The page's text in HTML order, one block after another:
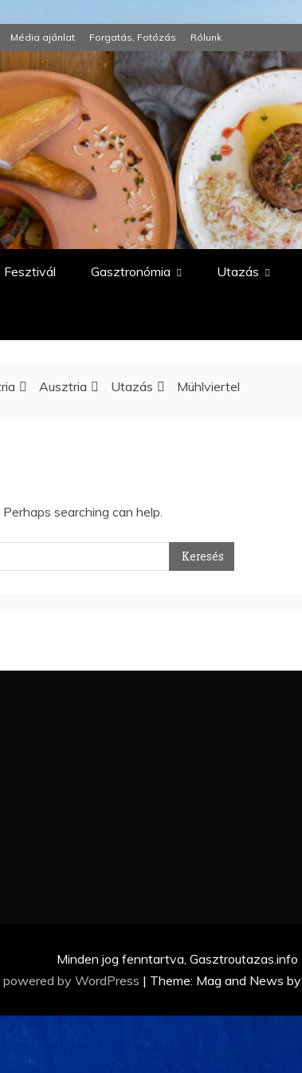
Média ajánlat Forgatás, Fotózás Rólunk
Fesztivál Gasztronómia Utazás
Ausztria Utazás Mühlviertel
searching can help.
Minden jog fenntartva, Gasztroutazas.info
powered by WordPress | Theme: Mag and News by